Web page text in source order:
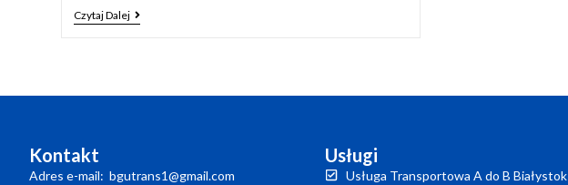
Czytaj Dalej
Kontakt
Adres e-mail: bgutrans1@gmail.com
Usługi
Usługa Transportowa A do B Białystok